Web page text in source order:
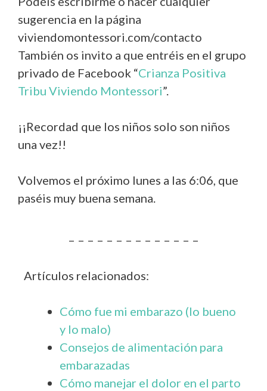
sugerencia en la página
viviendomontessori.com/contacto
También os invito a que entréis en el grupo
privado de Facebook “Crianza Positiva
Tribu Viviendo Montessori”.
¡¡Recordad que los niños solo son niños
una vez!!
Volvemos el próximo lunes a las 6:06, que
paséis muy buena semana.
– – – – – – – – – – – – – –
Artículos relacionados:
Cómo fue mi embarazo (lo bueno
y lo malo)
Consejos de alimentación para
embarazadas
Cómo manejar el dolor en el parto